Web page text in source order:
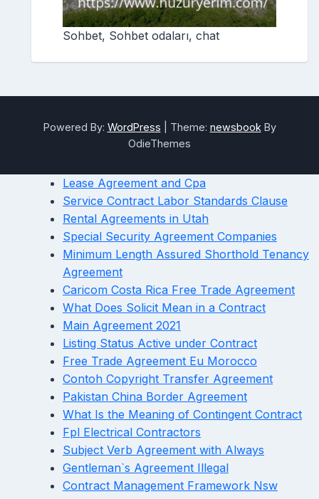
Sohbet, Sohbet odaları, chat
Powered By: WordPress Theme: newsbook By
OdieThemes
Lease Agreement and Cpa
Service Contract Labor Standards Clause
Rental Agreements in Utah
Special Security Agreement Companies
Minimum Length Assured Shorthold Tenancy
Agreement
Caricom Costa Rica Free Trade Agreement
What Does Solicit Mean in a Contract
Main Agreement 2021
Listing Status Active under Contract
Free Trade Agreement Eu Morocco
Contoh Copyright Transfer Agreement
Pakistan China Border Agreement
What Is the Meaning of Contingent Contract
Fpl Electrical Contractors
Subject Verb Agreement with Always
Gentleman`s Agreement Illegal
Contract Management Framework Nsw